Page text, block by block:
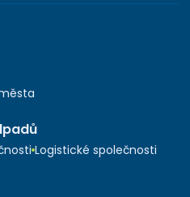
Logistické společnosti